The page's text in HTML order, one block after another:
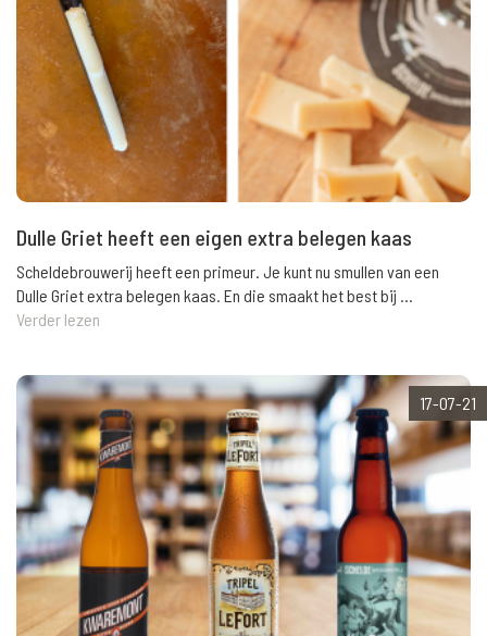
Dulle Griet heeft een eigen extra belegen kaas
Scheldebrouwerij heeft een primeur. Je kunt nu smullen van een
Dulle Griet extra belegen kaas. En die smaakt het best bij ...
Verder lezen
17-07-21